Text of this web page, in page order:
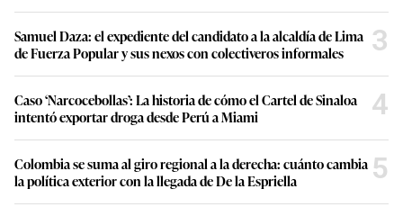
Samuel Daza: el expediente del candidato a la alcaldía de Lima
de Fuerza Popular y sus nexos con colectiveros informales
3
Caso ‘Narcocebollas’: La historia de cómo el Cartel de Sinaloa
intentó exportar droga desde Perú a Miami
4
Colombia se suma al giro regional a la derecha: cuánto cambia
la política exterior con la llegada de De la Espriella
5